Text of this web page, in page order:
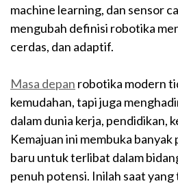
machine learning, dan sensor
mengubah definisi robotika
cerdas, dan adaptif.
Masa depan robotika modern
kemudahan, tapi juga
dalam dunia kerja, pendidikan,
Kemajuan ini membuka
baru untuk terlibat dalam
penuh potensi. Inilah saat